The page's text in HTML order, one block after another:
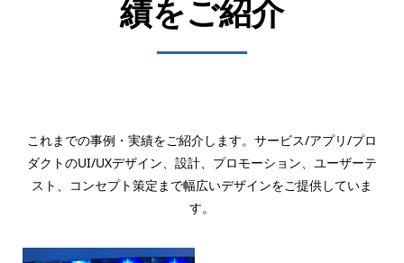
績をご紹介
これまでの事例・実績をご紹介します。サービス/アプリ/プロ
ダクトのUI/UXデザイン、設計、プロモーション、ユーザーテ
スト、コンセプト策定まで幅広いデザインをご提供していま
す。